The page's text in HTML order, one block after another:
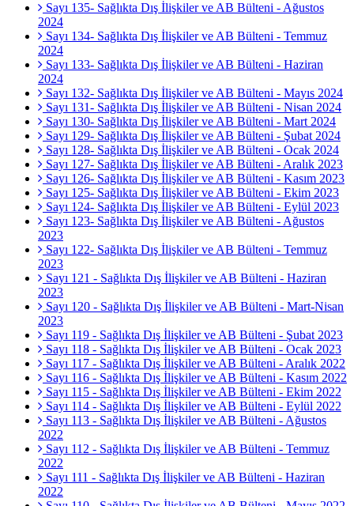
Sayı 135- Sağlıkta Dış İlişkiler ve AB Bülteni - Ağustos
2024
Sayı 134- Sağlıkta Dış İlişkiler ve AB Bülteni - Temmuz
2024
Sayı 133- Sağlıkta Dış İlişkiler ve AB Bülteni - Haziran
2024
Sayı 132- Sağlıkta Dış İlişkiler ve AB Bülteni - Mayıs 2024
Sayı 131- Sağlıkta Dış İlişkiler ve AB Bülteni - Nisan 2024
Sayı 130- Sağlıkta Dış İlişkiler ve AB Bülteni - Mart 2024
Sayı 129- Sağlıkta Dış İlişkiler ve AB Bülteni - Şubat 2024
Sayı 128- Sağlıkta Dış İlişkiler ve AB Bülteni - Ocak 2024
Sayı 127- Sağlıkta Dış İlişkiler ve AB Bülteni - Aralık 2023
Sayı 126- Sağlıkta Dış İlişkiler ve AB Bülteni - Kasım 2023
Sayı 125- Sağlıkta Dış İlişkiler ve AB Bülteni - Ekim 2023
Sayı 124- Sağlıkta Dış İlişkiler ve AB Bülteni - Eylül 2023
Sayı 123- Sağlıkta Dış İlişkiler ve AB Bülteni - Ağustos
2023
Sayı 122- Sağlıkta Dış İlişkiler ve AB Bülteni - Temmuz
2023
Sayı 121 - Sağlıkta Dış İlişkiler ve AB Bülteni - Haziran
2023
Sayı 120 - Sağlıkta Dış İlişkiler ve AB Bülteni - Mart-Nisan
2023
Sayı 119 - Sağlıkta Dış İlişkiler ve AB Bülteni - Şubat 2023
Sayı 118 - Sağlıkta Dış İlişkiler ve AB Bülteni - Ocak 2023
Sayı 117 - Sağlıkta Dış İlişkiler ve AB Bülteni - Aralık 2022
Sayı 116 - Sağlıkta Dış İlişkiler ve AB Bülteni - Kasım 2022
Sayı 115 - Sağlıkta Dış İlişkiler ve AB Bülteni - Ekim 2022
Sayı 114 - Sağlıkta Dış İlişkiler ve AB Bülteni - Eylül 2022
Sayı 113 - Sağlıkta Dış İlişkiler ve AB Bülteni - Ağustos
2022
Sayı 112 - Sağlıkta Dış İlişkiler ve AB Bülteni - Temmuz
2022
Sayı 111 - Sağlıkta Dış İlişkiler ve AB Bülteni - Haziran
2022